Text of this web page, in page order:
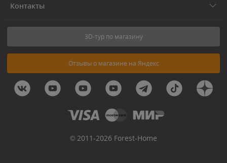
Контакты
3D-тур по магазину
Отзывы о магазине на Яндекс
© 2011-2026 Forest-Home